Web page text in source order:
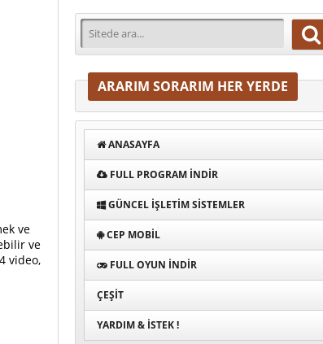
ve
ve
video,
ARARIM SORARIM HER YERDE
ANASAYFA
FULL PROGRAM INDIR
GÜNCEL İŞLETIM SISTEMLER
CEP MOBIL
FULL OYUN İNDIR
ÇEŞIT
YARDIM & İSTEK !